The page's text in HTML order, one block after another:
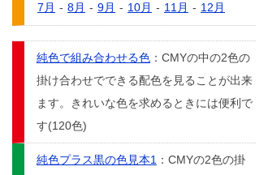
7月 - 8月 - 9月 - 10月 - 11月 - 12月
純色で組み合わせる色 ：CMYの中の2色の
掛け合わせでできる配色を見ることが出来
ます。きれいな色を求めるときには便利で
す(120色)
純色プラス黒の色見本1 ：CMYの2色の掛